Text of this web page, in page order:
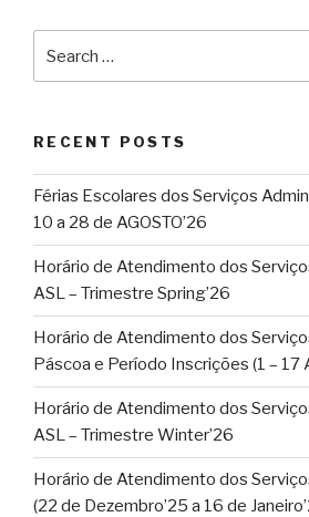
for:
RECENT POSTS
Férias Escolares dos Serviços
10 a 28 de AGOSTO’26
Horário de Atendimento dos
ASL – Trimestre Spring’26
Horário de Atendimento dos
Páscoa e Período Inscrições (1 – 17
Horário de Atendimento dos
ASL – Trimestre Winter’26
Horário de Atendimento dos
(22 de Dezembro’25 a 16 de